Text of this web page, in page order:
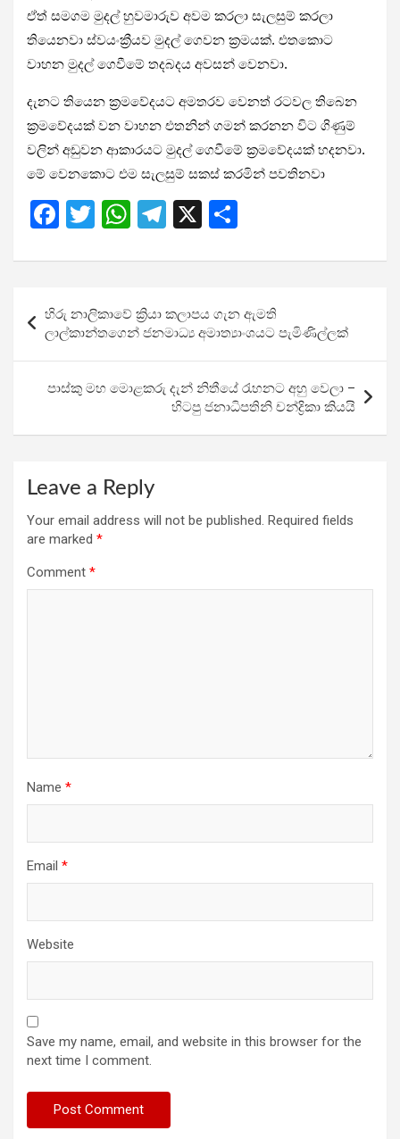
ඒත් සමගම මුදල් හුවමාරුව අවම කරලා සැලසුම් කරලා
තියෙනවා ස්වයංක්‍රීයව මුදල් ගෙවන ක්‍රමයක්. එතකොට
වාහන මුදල් ගෙවීමේ තදබදය අවසන් වෙනවා.
දැනට තියෙන ක්‍රමවේදයට අමතරව වෙනත් රටවල තිබෙන
ක්‍රමවේදයක් වන වාහන එතනින් ගමන් කරනන විට ගිණුම්
වලින් අඩුවන ආකාරයට මුදල් ගෙවීමේ ක්‍රමවේදයක් හදනවා.
මේ වෙනකොට එම සැලසුම් සකස් කරමින් පවතිනවා
F
ce
b
o
o
k
T
tt
er
W
at
s
A
p
p
T
e
a
m
X
ar
navigation
හිරු නාලිකාවේ ක්‍රියා කලාපය ගැන ඇමති
ලාල්කාන්තගෙන් ජනමාධ්‍ය අමාත්‍යාංශයට පැමිණිල්ලක්
පාස්කු මහ මොළකරු දැන් නිතීයේ රැහනට අහු වෙලා –
හිටපු ජනාධිපතිනි චන්ද්‍රිකා කියයි
Leave a Reply
Your email address will not be published. Required fields
are marked *
Comment *
Name *
Email *
Website
Save my name, email, and website in this browser for the
next time I comment.